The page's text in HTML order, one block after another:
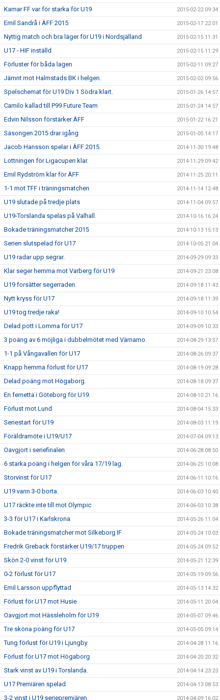
Kamar FF var för starka för U19 2015-02-22 09:34
Emil Sandrå i ÄFF 2015 2015-02-17 22:01
Nyttig match och bra läger för U19 i Nordsjälland 2015-02-15 11:31
U17 - HIF inställd 2015-02-15 11:29
Förluster för båda lagen 2015-02-11 09:27
Jämnt mot Halmstads BK i helgen. 2015-02-02 09:56
Spelschemat för U19 Div 1 Södra klart. 2015-01-26 14:57
Camilo kallad till P99 Future Team 2015-01-24 14:57
Edvin Nilsson förstärker ÄFF 2015-01-22 16:21
Säsongen 2015 drar igång 2015-01-05 14:17
Jacob Hansson spelar i ÄFF 2015. 2014-11-30 19:48
Lottningen för Ligacupen klar. 2014-11-29 09:42
Emil Rydström klar för ÄFF 2014-11-25 20:11
1-1 mot TFF i träningsmatchen 2014-11-14 12:48
U19 slutade på tredje plats 2014-11-04 09:57
U19-Torslanda spelas på Valhall. 2014-10-16 16:24
Bokade träningsmatcher 2015 2014-10-13 15:13
Serien slutspelad för U17 2014-10-05 21:04
U19 radar upp segrar. 2014-09-29 09:33
Klar seger hemma mot Varberg för U19 2014-09-21 23:08
U19 forsätter segerraden. 2014-09-18 11:43
Nytt kryss för U17 2014-09-18 11:39
U19 tog tredje raka! 2014-09-10 10:54
Delad pott i Lomma för U17 2014-09-09 10:33
3 poäng av 6 möjliga i dubbelmötet med Värnamo. 2014-08-29 13:57
1-1 på Vångavallen för U17 2014-08-26 09:37
Knapp hemma förlust för U17 2014-08-19 09:28
Delad poäng mot Högaborg. 2014-08-18 09:37
En femetta i Göteborg för U19. 2014-08-10 21:16
Förlust mot Lund 2014-08-04 15:33
Seriestart för U19 2014-08-03 11:19
Föräldramöte i U19/U17 2014-07-04 09:13
Oavgjort i seriefinalen 2014-06-28 08:50
6 starka poäng i helgen för våra 17/19 lag. 2014-06-25 10:08
Storvinst för U17 2014-06-11 10:16
U19 vann 3-0 borta. 2014-06-03 10:40
U17 räckte inte till mot Olympic 2014-06-03 10:38
3-3 för U17 i Karlskrona 2014-05-26 11:04
Bokade träningsmatcher mot Silkeborg IF 2014-05-24 10:03
Fredrik Greback förstärker U19/17 truppen 2014-05-24 09:52
Skön 2-0 vinst för U19 2014-05-21 12:39
0-2 förlust för U17 2014-05-19 09:56
Emil Larsson uppflyttad 2014-05-13 14:32
Förlust för U17 mot Husie 2014-05-11 20:04
Oavgjort mot Hässleholm för U19 2014-05-07 09:46
Tre sköna poäng för U17 2014-05-05 09:14
Tung förlust för U19 i Ljungby. 2014-04-28 11:16
Förlust för U17 mot Högaborg 2014-04-20 20:32
Stark vinst av U19 i Torslanda. 2014-04-14 23:23
U17 Premiären spelad 2014-04-13 08:53
3-2 vinst i U19 seriepremiären. 2014-04-09 16:02